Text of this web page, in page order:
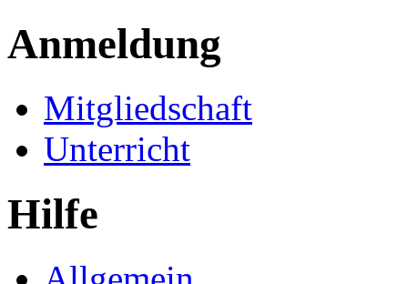
Anmeldung
Mitgliedschaft
Unterricht
Hilfe